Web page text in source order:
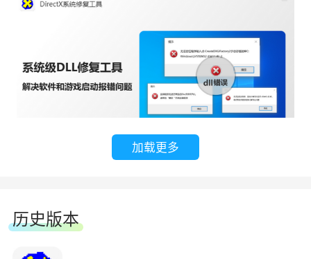
加载更多
历史版本